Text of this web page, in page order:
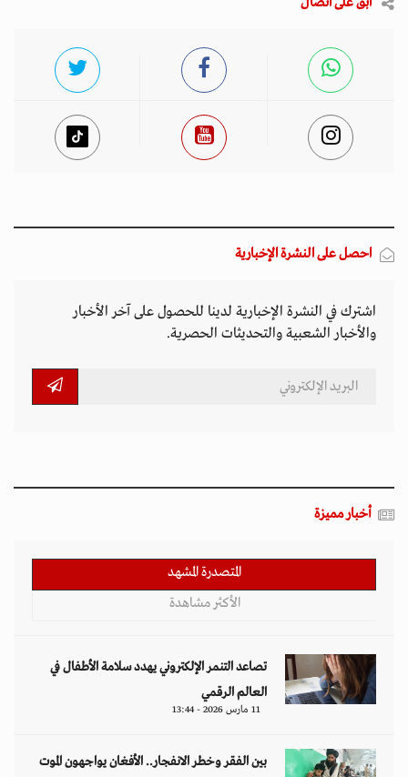
احصل على النشرة الإخبارية
اشترك في النشرة الإخبارية لدينا للحصول على آخر الأخبار
والأخبار الشعبية والتحديثات الحصرية.
أخبار مميزة
المتصدرة المشهد
الأكثر مشاهدة
تصاعد التنمر الإلكتروني يهدد سلامة الأطفال في
العالم الرقمي
11 مارس 2026 - 13:44
بين الفقر وخطر الانفجار.. الأفغان يواجهون الموت